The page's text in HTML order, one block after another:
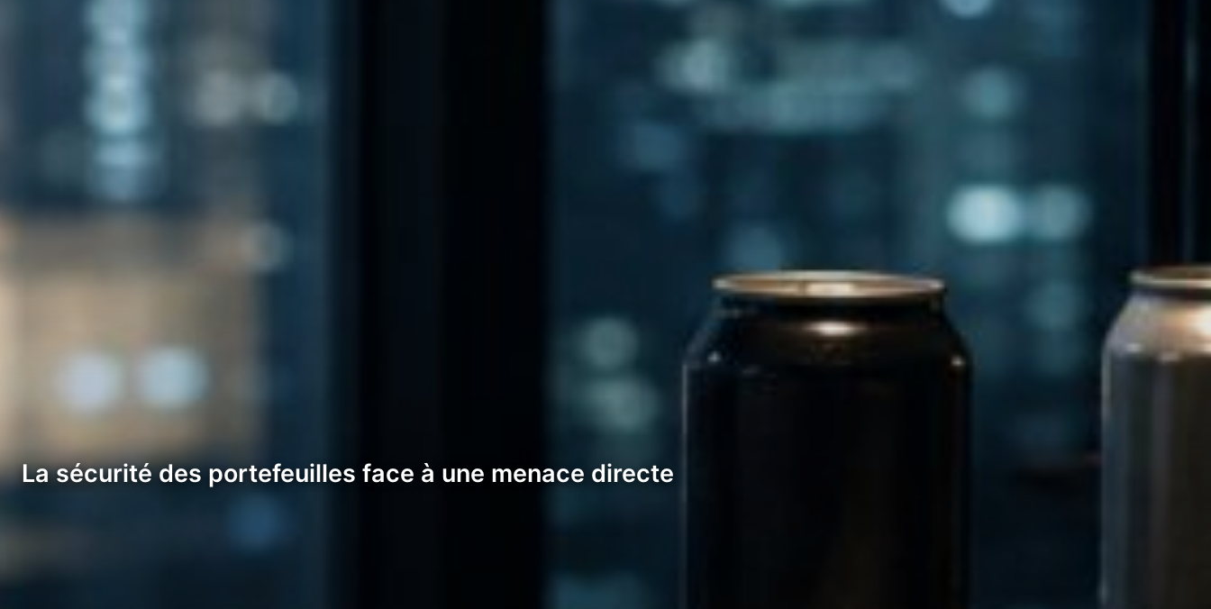
La sécurité des portefeuilles face à une menace directe